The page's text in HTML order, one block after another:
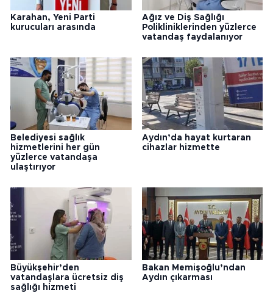
Karahan, Yeni Parti
kurucuları arasında
Ağız ve Diş Sağlığı
Polikliniklerinden yüzlerce
vatandaş faydalanıyor
Belediyesi sağlık
hizmetlerini her gün
yüzlerce vatandaşa
ulaştırıyor
Aydın’da hayat kurtaran
cihazlar hizmette
Büyükşehir’den
vatandaşlara ücretsiz diş
sağlığı hizmeti
Bakan Memişoğlu’ndan
Aydın çıkarması